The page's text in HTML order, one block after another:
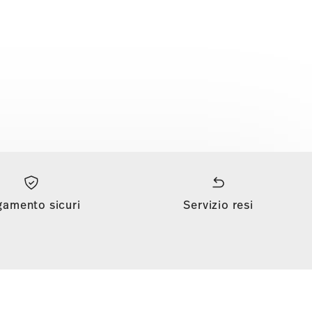
sicuri Servizio resi